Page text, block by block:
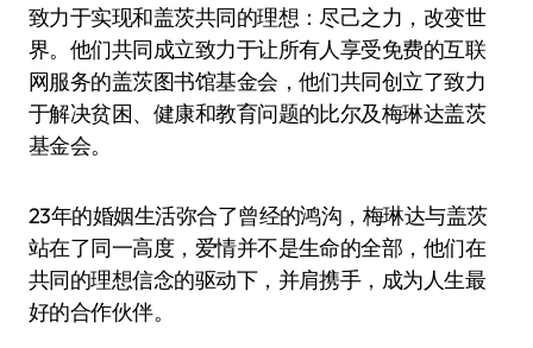
致力于实现和盖茨共同的理想：尽己之力，改变世
界。他们共同成立致力于让所有人享受免费的互联
网服务的盖茨图书馆基金会，他们共同创立了致力
于解决贫困、健康和教育问题的比尔及梅琳达盖茨
基金会。
23年的婚姻生活弥合了曾经的鸿沟，梅琳达与盖茨
站在了同一高度，爱情并不是生命的全部，他们在
共同的理想信念的驱动下，并肩携手，成为人生最
好的合作伙伴。